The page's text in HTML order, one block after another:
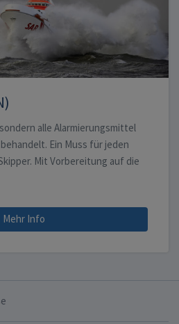
alle Alarmierungsmittel
Ein Muss für jeden
Mit Vorbereitung auf die
Mehr Info